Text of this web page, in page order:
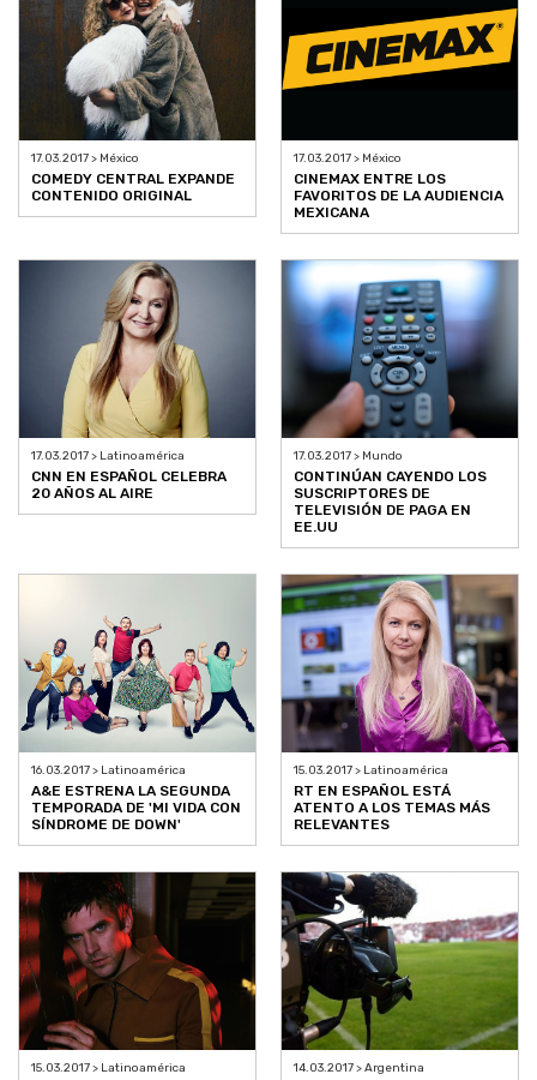
17.03.2017 > México
COMEDY CENTRAL EXPANDE
CONTENIDO ORIGINAL
17.03.2017 > México
CINEMAX ENTRE LOS
FAVORITOS DE LA AUDIENCIA
MEXICANA
17.03.2017 > Latinoamérica
CNN EN ESPAÑOL CELEBRA
20 AÑOS AL AIRE
17.03.2017 > Mundo
CONTINÚAN CAYENDO LOS
SUSCRIPTORES DE
TELEVISIÓN DE PAGA EN
EE.UU
16.03.2017 > Latinoamérica
A&E ESTRENA LA SEGUNDA
TEMPORADA DE 'MI VIDA CON
SÍNDROME DE DOWN'
15.03.2017 > Latinoamérica
RT EN ESPAÑOL ESTÁ
ATENTO A LOS TEMAS MÁS
RELEVANTES
15.03.2017 > Latinoamérica 14.03.2017 > Argentina